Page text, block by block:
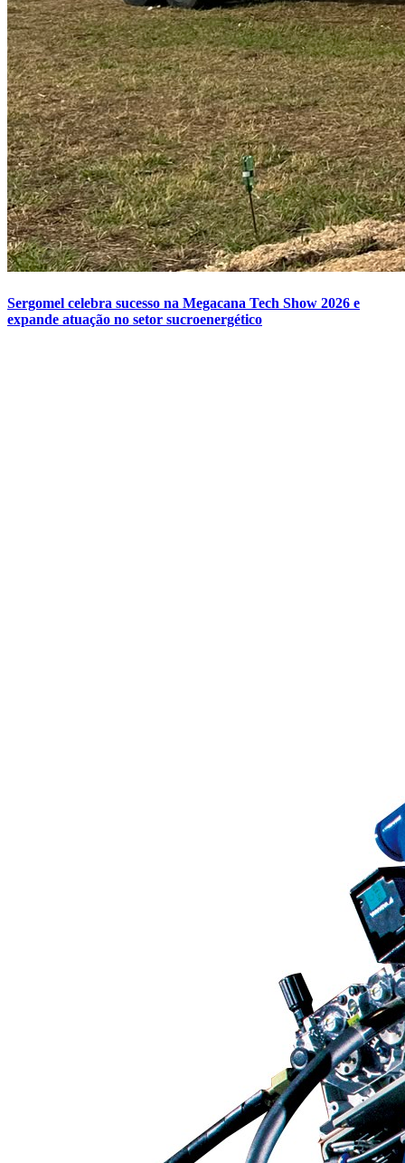
Sergomel celebra sucesso na Megacana Tech Show 2026 e
expande atuação no setor sucroenergético